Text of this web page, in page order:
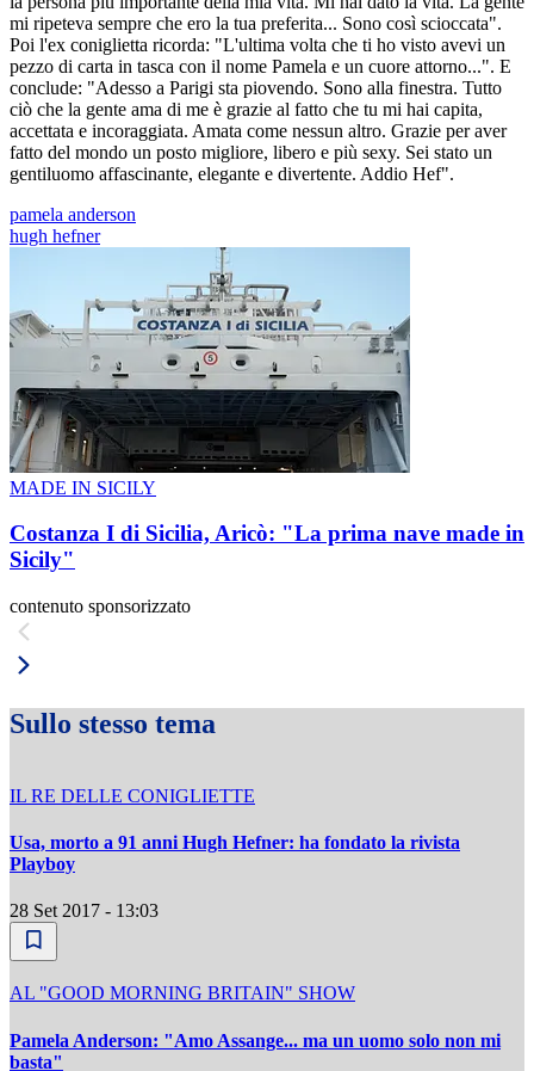
mi ripeteva sempre che ero la tua preferita... Sono così scioccata".
Poi l'ex coniglietta ricorda: "L'ultima volta che ti ho visto avevi un
pezzo di carta in tasca con il nome Pamela e un cuore attorno...". E
conclude: "Adesso a Parigi sta piovendo. Sono alla finestra. Tutto
ciò che la gente ama di me è grazie al fatto che tu mi hai capita,
accettata e incoraggiata. Amata come nessun altro. Grazie per aver
fatto del mondo un posto migliore, libero e più sexy. Sei stato un
gentiluomo affascinante, elegante e divertente. Addio Hef".
pamela anderson
hugh hefner
MADE IN SICILY
Costanza I di Sicilia, Aricò: "La prima nave made in
Sicily"
contenuto sponsorizzato
Sullo stesso tema
IL RE DELLE CONIGLIETTE
Usa, morto a 91 anni Hugh Hefner: ha fondato la rivista
Playboy
28 Set 2017 - 13:03
AL "GOOD MORNING BRITAIN" SHOW
Pamela Anderson: "Amo Assange... ma un uomo solo non mi
basta"